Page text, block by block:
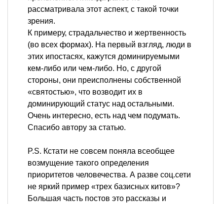
рассматривала этот аспект, с такой точки
зрения.
К примеру, страдальчество и жертвенность
(во всех формах). На первый взгляд, люди в
этих ипостасях, кажутся доминируемыми
кем-либо или чем-либо. Но, с другой
стороны, они преисполнены собственной
«святостью», что возводит их в
доминирующий статус над остальными.
Очень интересно, есть над чем подумать.
Спасибо автору за статью.
P.S. Кстати не совсем поняла всеобщее
возмущение такого определения
приоритетов человечества. А разве соц.сети
не яркий пример «трех базисных китов»?
Большая часть постов это рассказы и